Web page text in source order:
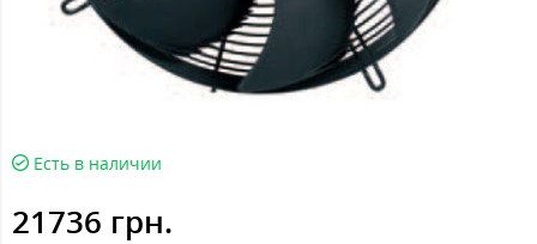
Есть в наличии
21736 грн.